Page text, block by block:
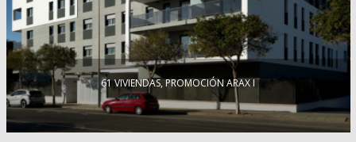
61 VIVIENDAS, PROMOCIÓN ARAX I